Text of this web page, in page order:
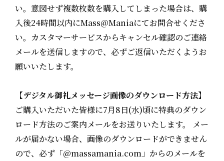
い。意図せず複数枚数を購入してしまった場合は、購
入後24時間以内にMass@Maniaにてお問合せくださ
い。カスタマーサービスからキャンセル確認のご連絡
メールを送信しますので、必ずご返信いただくようお
願いいたします。
【デジタル御礼メッセージ画像のダウンロード方法】
ご購入いただいた皆様に7月8日(水)頃に特典のダウン
ロード方法のご案内メールをお送りいたします。 メー
ルが届かない場合、画像のダウンロードができません
ので、必ず「@massamania.com」からのメールを